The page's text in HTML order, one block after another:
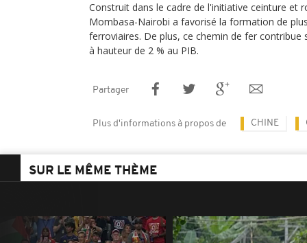
Construit dans le cadre de l'initiative ceinture et
Mombasa-Nairobi a favorisé la formation de
ferroviaires. De plus, ce chemin de fer contribue
à hauteur de 2 % au PIB.
Partager
Plus d'informations à propos de CHINE
SUR LE MÊME THÈME